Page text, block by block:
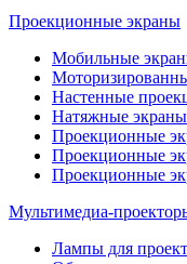
Проекционные экраны
Мобильные
Настенные
Натяжные экраны
Проекционные
Проекционные
Проекционные
Мультимедиa-
Лампы для